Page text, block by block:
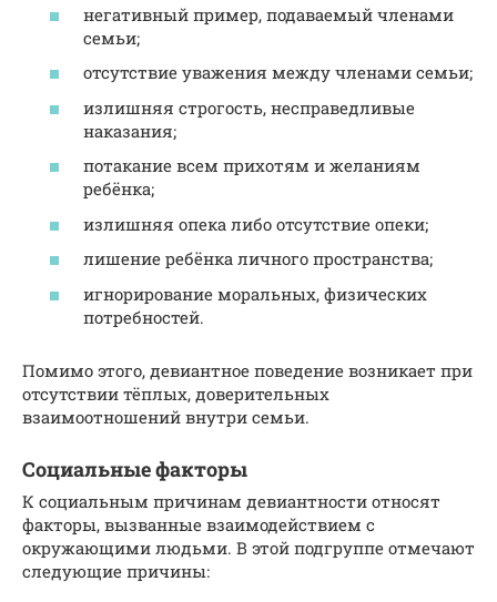
негативный пример, подаваемый членами
семьи;
отсутствие уважения между членами семьи;
излишняя строгость, несправедливые
наказания;
потакание всем прихотям и желаниям
ребёнка;
излишняя опека либо отсутствие опеки;
лишение ребёнка личного пространства;
игнорирование моральных, физических
потребностей.
Помимо этого, девиантное поведение возникает при
отсутствии тёплых, доверительных
взаимоотношений внутри семьи.
Социальные факторы
К социальным причинам девиантности относят
факторы, вызванные взаимодействием с
окружающими людьми. В этой подгруппе отмечают
следующие причины: